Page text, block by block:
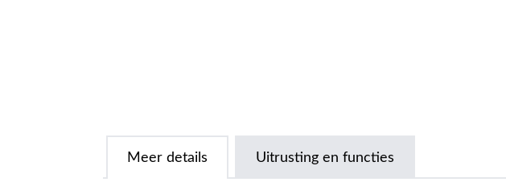
Meer details Uitrusting en functies